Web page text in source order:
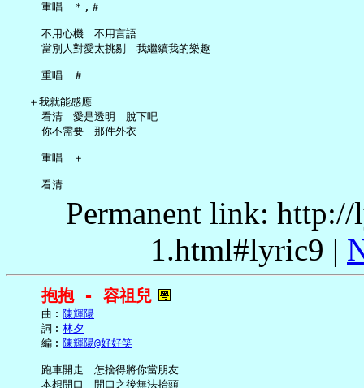
     重唱　＊,＃
     不用心機　不用言語
     當別人對愛太挑剔　我繼續我的樂趣
     重唱　＃
   ＋我就能感應
     看清　愛是透明　脫下吧
     你不需要　那件外衣
     重唱　＋
Permanent link:
1.html#lyric9 |
抱抱 - 容祖兒
     曲︰
陳輝陽
     詞︰
林夕
     編︰
陳輝陽@好好笑
     跑車開走　怎捨得將你當朋友
     本想開口　開口之後無法抬頭